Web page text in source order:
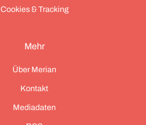
Cookies & Tracking
Mehr
Über Merian
Kontakt
Mediadaten